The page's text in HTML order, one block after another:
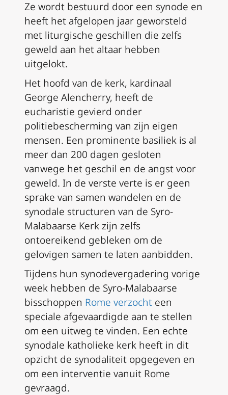
Ze wordt bestuurd door een synode en
heeft het afgelopen jaar geworsteld
met liturgische geschillen die zelfs
geweld aan het altaar hebben
uitgelokt.
Het hoofd van de kerk, kardinaal
George Alencherry, heeft de
eucharistie gevierd onder
politiebescherming van zijn eigen
mensen. Een prominente basiliek is al
meer dan 200 dagen gesloten
vanwege het geschil en de angst voor
geweld. In de verste verte is er geen
sprake van samen wandelen en de
synodale structuren van de Syro-
Malabaarse Kerk zijn zelfs
ontoereikend gebleken om de
gelovigen samen te laten aanbidden.
Tijdens hun synodevergadering vorige
week hebben de Syro-Malabaarse
bisschoppen Rome verzocht een
speciale afgevaardigde aan te stellen
om een uitweg te vinden. Een echte
synodale katholieke kerk heeft in dit
opzicht de synodaliteit opgegeven en
om een interventie vanuit Rome
gevraagd.